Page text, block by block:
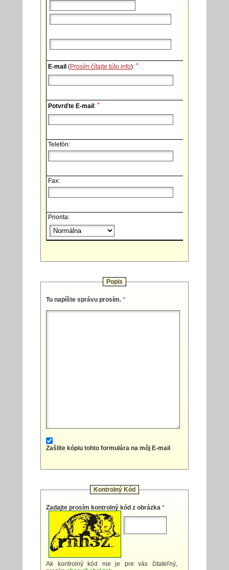
E-mail (Prosím čítajte túto info): *
Potvrďte E-mail: *
Telefón:
Fax:
Priorita:
Popis
Tu napíšte správu prosím. *
Zašlite kópiu tohto formulára na môj E-mail
Kontrolný Kód
Zadajte prosím kontrolný kód z obrázka *
Ak kontrolný kód nie je pre vás čitateľný,